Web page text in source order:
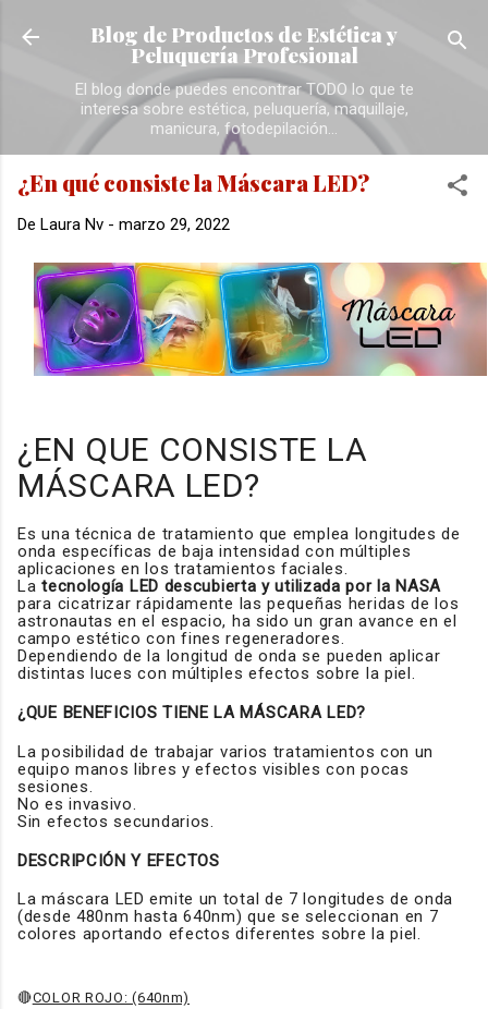
Ir al contenido principal
Blog de Productos de Estética y
Peluquería Profesional
El blog donde puedes encontrar TODO lo que te
interesa sobre estética, peluquería, maquillaje,
manicura, fotodepilación...
¿En qué consiste la Máscara LED?
De Laura Nv - marzo 29, 2022
¿EN QUE CONSISTE LA
MÁSCARA LED?
Es una técnica de tratamiento que emplea longitudes de
onda específicas de baja intensidad con múltiples
aplicaciones en los tratamientos faciales.
La tecnología LED descubierta y utilizada por la NASA
para cicatrizar rápidamente las pequeñas heridas de los
astronautas en el espacio, ha sido un gran avance en el
campo estético con fines regeneradores.
Dependiendo de la longitud de onda se pueden aplicar
distintas luces con múltiples efectos sobre la piel.
¿QUE BENEFICIOS TIENE LA MÁSCARA LED?
La posibilidad de trabajar varios tratamientos con un
equipo manos libres y efectos visibles con pocas
sesiones.
No es invasivo.
Sin efectos secundarios.
DESCRIPCIÓN Y EFECTOS
La máscara LED emite un total de 7 longitudes de onda
(desde 480nm hasta 640nm) que se seleccionan en 7
colores aportando efectos diferentes sobre la piel.
🔴COLOR ROJO: (640nm)